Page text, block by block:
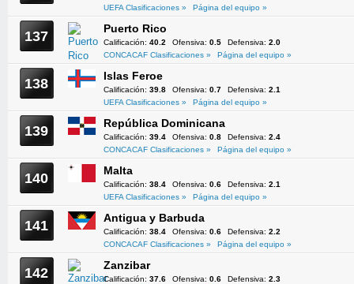
UEFA Clasificaciones »
Página del equipo »
137 Puerto Rico
Calificación: 40.2 Ofensiva: 0.5 Defensiva: 2.0
CONCACAF Clasificaciones »
Página del equipo »
138 Islas Feroe
Calificación: 39.8 Ofensiva: 0.7 Defensiva: 2.1
UEFA Clasificaciones »
Página del equipo »
139 República Dominicana
Calificación: 39.4 Ofensiva: 0.8 Defensiva: 2.4
CONCACAF Clasificaciones »
Página del equipo »
140 Malta
Calificación: 38.4 Ofensiva: 0.6 Defensiva: 2.1
UEFA Clasificaciones »
Página del equipo »
141 Antigua y Barbuda
Calificación: 38.4 Ofensiva: 0.6 Defensiva: 2.2
CONCACAF Clasificaciones »
Página del equipo »
142 Zanzibar
Calificación: 37.6 Ofensiva: 0.6 Defensiva: 2.3